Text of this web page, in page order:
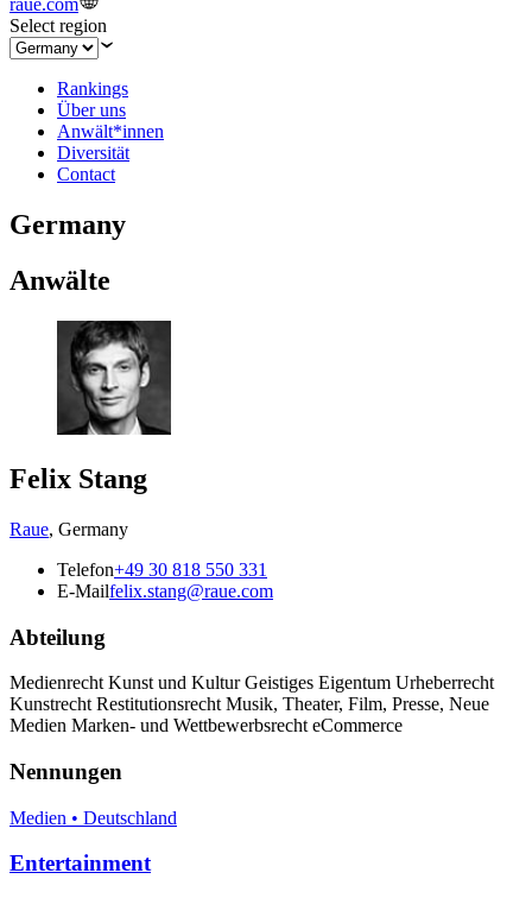
raue.com
Select region
Rankings
Über uns
Anwält*innen
Diversität
Contact
Germany
Anwälte
Felix Stang
Raue, Germany
Telefon+49 30 818 550 331
E-Mailfelix.stang@raue.com
Abteilung
Medienrecht Kunst und Kultur Geistiges Eigentum Urheberrecht
Kunstrecht Restitutionsrecht Musik, Theater, Film, Presse, Neue
Medien Marken- und Wettbewerbsrecht eCommerce
Nennungen
Medien • Deutschland
Entertainment